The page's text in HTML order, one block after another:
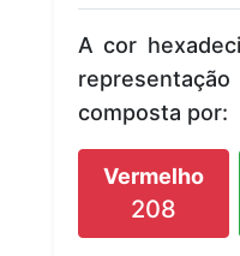
A cor
composta por:
Vermelho
208